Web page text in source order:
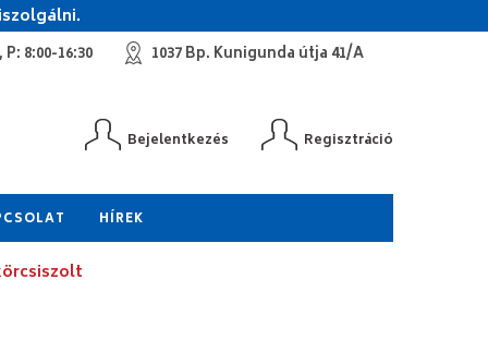
8:00-16:30 1037 Bp. Kunigunda útja 41/A
Bejelentkezés Regisztráció
HÍREK